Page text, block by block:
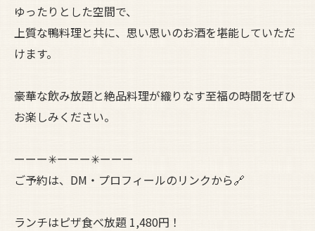
ゆったりとした空間で、
上質な鴨料理と共に、思い思いのお酒を堪能していただ
けます。
豪華な飲み放題と絶品料理が織りなす至福の時間をぜひ
お楽しみください。
ーーー✳︎ーーー✳︎ーーー
ご予約は、DM・プロフィールのリンクから🔗
ランチはピザ食べ放題 1,480円！